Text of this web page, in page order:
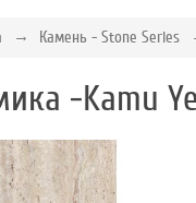
Камень - Stone Series
-Kamu